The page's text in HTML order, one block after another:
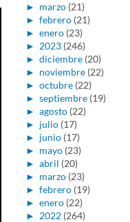
► marzo (21)
► febrero (21)
► enero (23)
► 2023 (246)
► diciembre (20)
► noviembre (22)
► octubre (22)
► septiembre (19)
► agosto (22)
► julio (17)
► junio (17)
► mayo (23)
► abril (20)
► marzo (23)
► febrero (19)
► enero (22)
► 2022 (264)